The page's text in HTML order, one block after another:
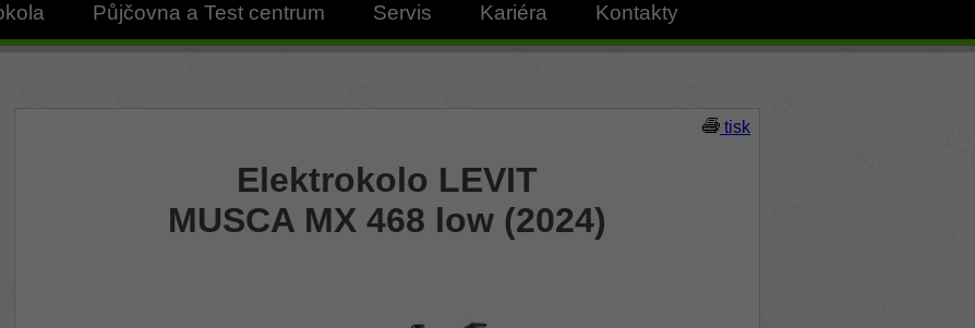
Půjčovna a Test centrum Servis Kariéra Kontakty
tisk
Elektrokolo LEVIT
MUSCA MX 468 low (2024)